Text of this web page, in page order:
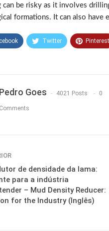
can be risky as it involves
formations. It can also
Twitter Pinterest
Pedro Goes 4021 Posts 0
Comments
de densidade da lama:
para a indústria
– Mud Density Reducer:
for the Industry (Inglês)